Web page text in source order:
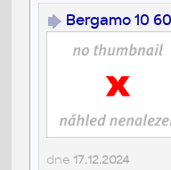
Bergamo 10
dne 17.12.2024